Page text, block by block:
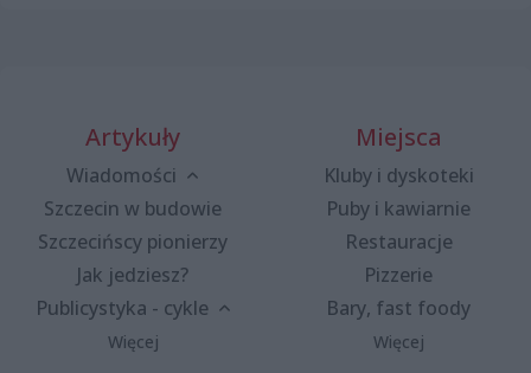
Artykuły
Wiadomości
Szczecin w budowie
Szczecińscy pionierzy
Jak jedziesz?
Publicystyka - cykle
Więcej
Miejsca
Kluby i dyskoteki
Puby i kawiarnie
Restauracje
Pizzerie
Bary, fast foody
Więcej